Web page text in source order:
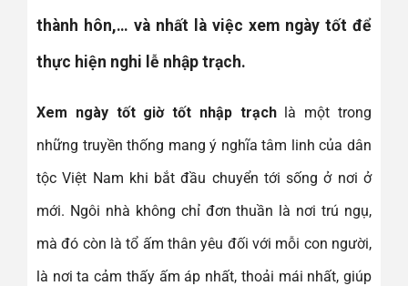
thành hôn,… và nhất là việc xem ngày tốt để
thực hiện nghi lễ nhập trạch.
Xem ngày tốt giờ tốt nhập trạchlà một trong
những truyền thống mang ý nghĩa tâm linh của dân
tộc Việt Nam khi bắt đầu chuyển tới sống ở nơi ở
mới. Ngôi nhà không chỉ đơn thuần là nơi trú ngụ,
mà đó còn là tổ ấm thân yêu đối với mỗi con người,
là nơi ta cảm thấy ấm áp nhất, thoải mái nhất, giúp